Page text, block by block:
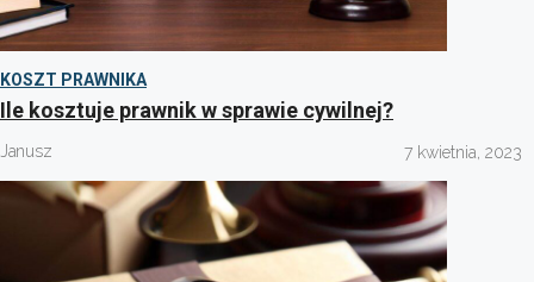
KOSZT PRAWNIKA
Ile kosztuje prawnik w sprawie cywilnej?
Janusz 7 kwietnia, 2023